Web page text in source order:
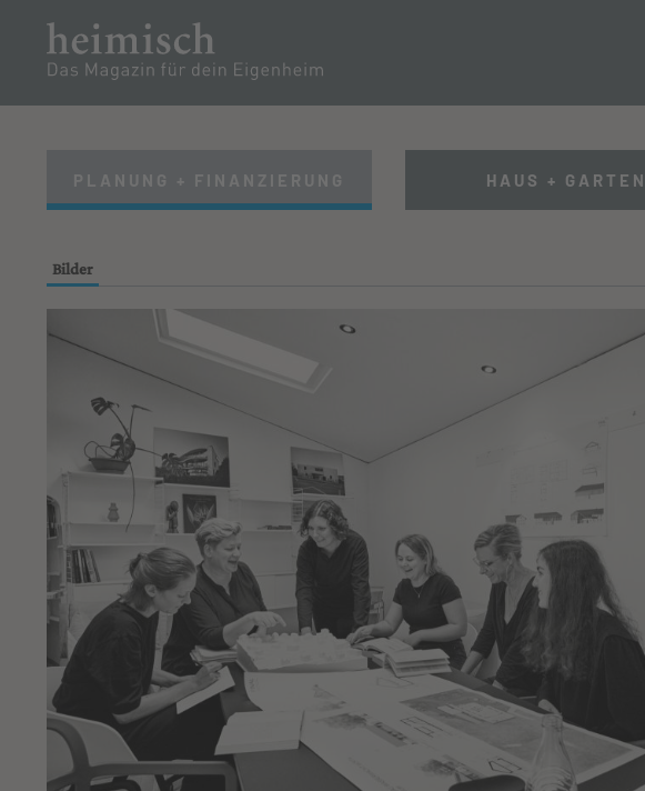
PARTNER
TEAM
PLANUNG + FINANZIERUNG HAUS + GARTEN
Bilder